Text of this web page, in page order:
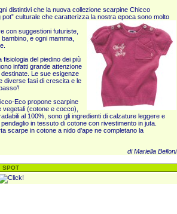
distintivi che la nuova collezione scarpine Chicco
culturale che caratterizza la nostra epoca sono molto
con suggestioni futuriste,
e ogni mamma,
del piedino dei più
infatti grande attenzione
Le sue esigenze
diverse fasi di crescita e le
Eco propone scarpine
(cotone e cocco),
al 100%, sono gli ingredienti di calzature leggere e
in tessuto di cotone con rivestimento in juta.
scarpe in cotone a nido d’ape ne completano la
di Mariella Belloni
SPOT